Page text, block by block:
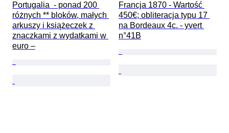
Portugalia  - ponad 200
różnych ** bloków, małych
arkuszy i książeczek z
znaczkami z wydatkami w
euro –
Francja 1870 - Wartość
450€; obliteracja typu 17
na Bordeaux 4c. - yvert
n°41B